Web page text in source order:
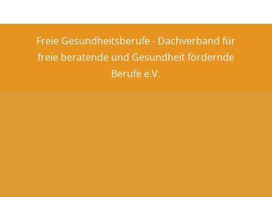
Freie Gesundheitsberufe - Dachverband für
freie beratende und Gesundheit fördernde
Berufe e.V.